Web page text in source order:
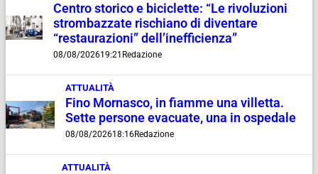
Centro storico e biciclette: “Le rivoluzioni
strombazzate rischiano di diventare
“restaurazioni” dell’inefficienza”
08/08/202619:21 Redazione
ATTUALITÀ
Fino Mornasco, in fiamme una villetta.
Sette persone evacuate, una in ospedale
08/08/202618:16Redazione
ATTUALITÀ